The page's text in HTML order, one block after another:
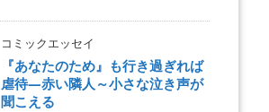
コミックエッセイ
『あなたのため』も行き過ぎれば
虐待―赤い隣人～小さな泣き声が
聞こえる